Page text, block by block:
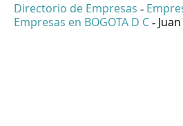
Directorio de Empresas -
Empresas en BOGOTA D C -